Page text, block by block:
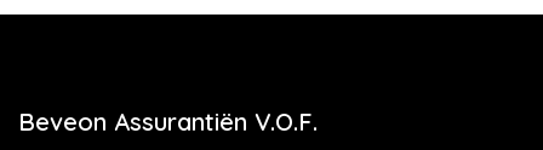
Beveon Assurantiën V.O.F.